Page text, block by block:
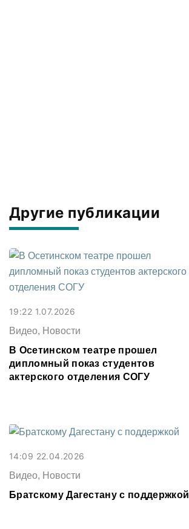
Другие публикации
19:22 1.07.2026
Видео, Новости
В Осетинском театре прошел
дипломный показ студентов
актерского отделения СОГУ
14:09 22.04.2026
Видео, Новости
Братскому Дагестану с поддержкой